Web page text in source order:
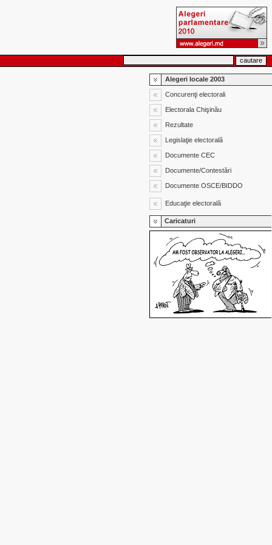
Alegeri locale 2003
Concurenţi electorali
Electorala Chişinău
Rezultate
Legislaţie electorală
Documente CEC
Documente/Contestări
Documente OSCE/BIDDO
Educaţie electorală
Caricaturi